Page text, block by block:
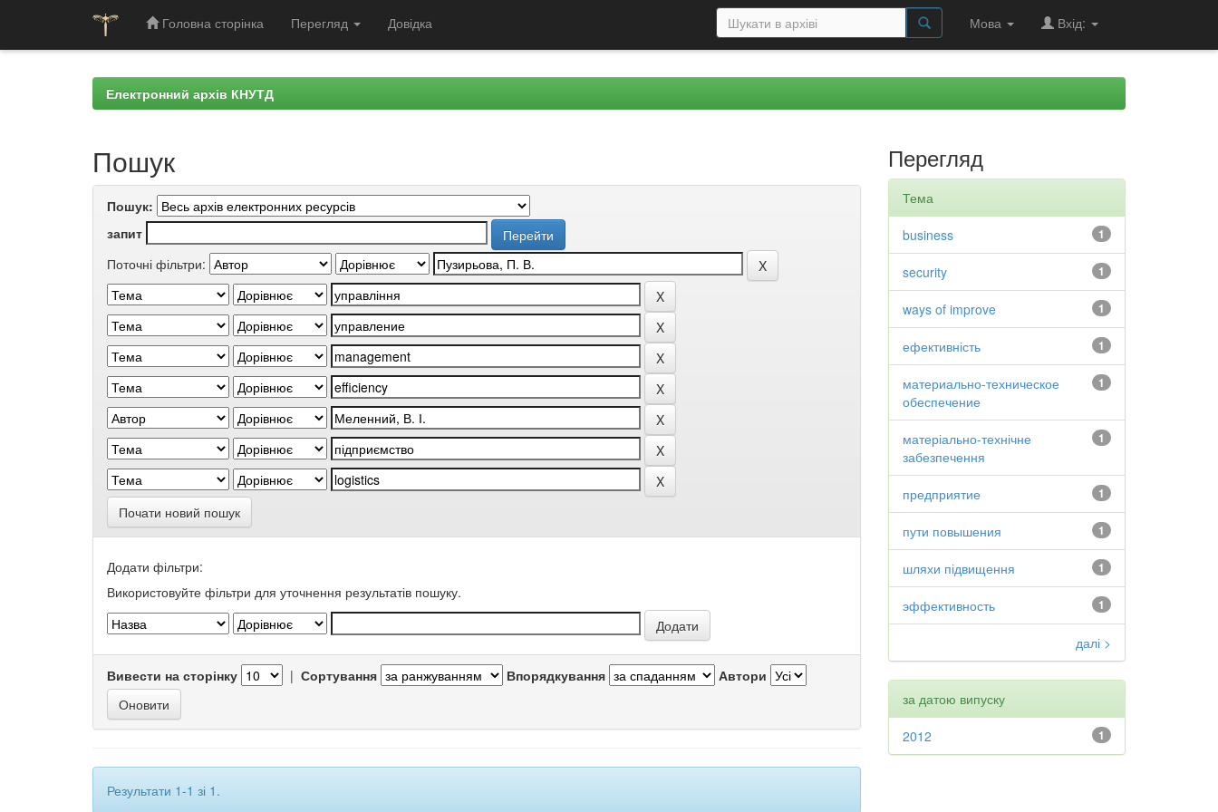
Головна сторінка Перегляд Довідка Мова Вхід:
Електронний архів КНУТД
Пошук
Пошук:
запит
Поточні фільтри:
Почати новий пошук
Додати фільтри:
Використовуйте фільтри для уточнення результатів пошуку.
Вивести на сторінку | Сортування Впорядкування Автори
Результати 1-1 зі 1.
Перегляд
Тема
1
business
1
security
1
ways of improve
1
ефективність
1
материально-техническое
обеспечение
1
матеріально-технічне
забезпечення
1
предприятие
1
пути повышения
1
шляхи підвищення
1
эффективность
далі >
за датою випуску
1
2012